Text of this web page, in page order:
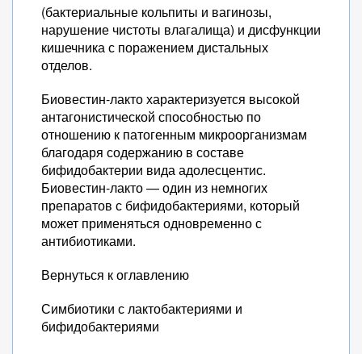
(бактериальные кольпиты и вагинозы,
нарушение чистоты влагалища) и дисфункции
кишечника с поражением дистальных
отделов.
Биовестин-лакто характеризуется высокой
антагонистической способностью по
отношению к патогенным микроорганизмам
благодаря содержанию в составе
бифидобактерии вида адолесцентис.
Биовестин-лакто — один из немногих
препаратов с бифидобактериями, который
может применяться одновременно с
антибиотиками.
Вернуться к оглавлению
Симбиотики с лактобактериями и
бифидобактериями